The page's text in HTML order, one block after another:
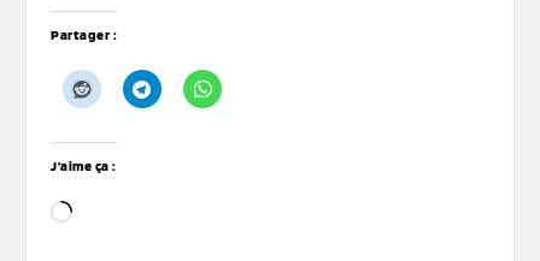
Partager :
J’aime ça :
Chargement…